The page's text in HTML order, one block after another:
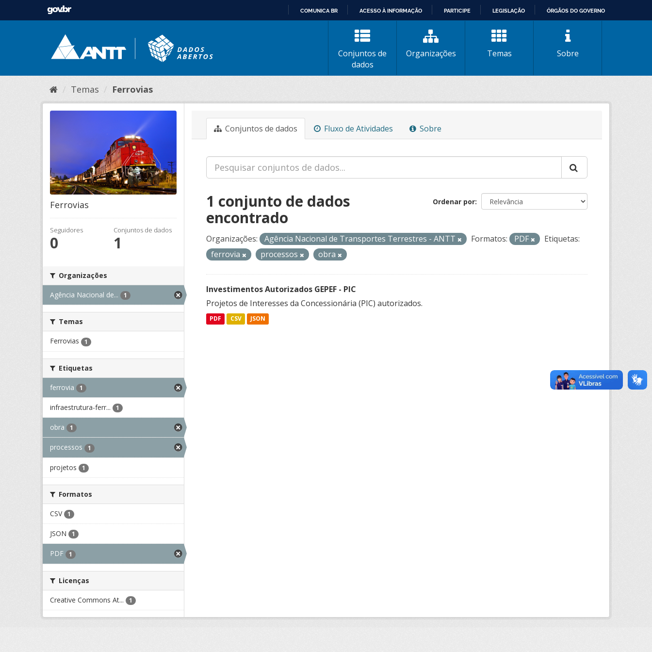
CONTEÚDO
COMUNICA BR ACESSO À INFORMAÇÃO PARTICIPE LEGISLAÇÃO ÓRGÃOS DO GOVERNO
Conjuntos de
dados
Organizações Temas Sobre
Temas Ferrovias
Ferrovias
Seguidores
0
Conjuntos de dados
1
Organizações
Agência Nacional de... 1
Temas
Ferrovias 1
Etiquetas
ferrovia 1
infraestrutura-ferr... 1
obra 1
processos 1
projetos 1
Formatos
CSV 1
JSON 1
PDF 1
Licenças
Creative Commons At... 1
Conjuntos de dados Fluxo de Atividades Sobre
Ordenar por
1 conjunto de dados
encontrado
Organizações: Agência Nacional de Transportes Terrestres - ANTT Formatos: PDF
Etiquetas:
ferrovia
processos obra
Investimentos Autorizados GEPEF - PIC
Projetos de Interesses da Concessionária (PIC) autorizados.
PDF CSV JSON